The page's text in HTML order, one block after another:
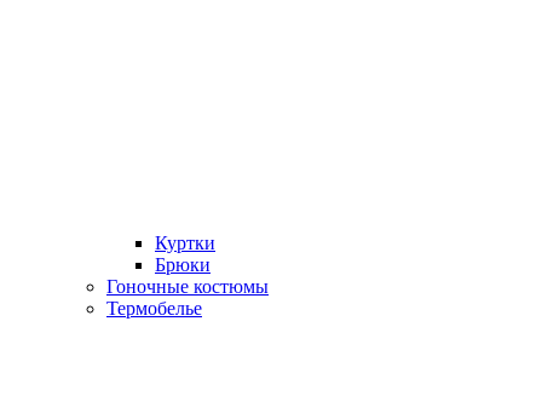
Куртки
Брюки
Гоночные костюмы
Термобелье